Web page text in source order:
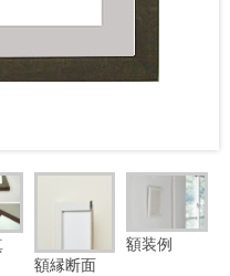
額縁断面
額装例